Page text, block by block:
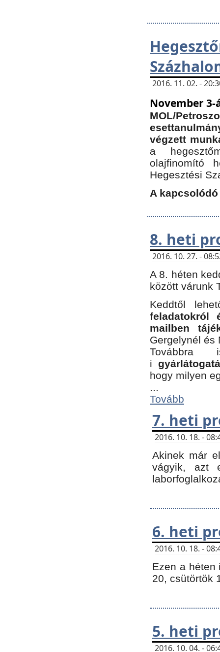
2016. 11. 02. -
November
MOL/
végzett
a
olajfinomító
Hegesztési
A
8. heti
2016. 10. 27. -
A 8. héten
között várunk
Keddtől
feladatokról
mailben
Gergelynél és
Továbbra
i
hogy milyen
...
Tovább
7. heti
2016. 10. 18. -
Akinek már
vágyik, azt
6. heti
2016. 10. 18. -
Ezen a héten
20, csütörtök
5. heti
2016. 10. 04. -